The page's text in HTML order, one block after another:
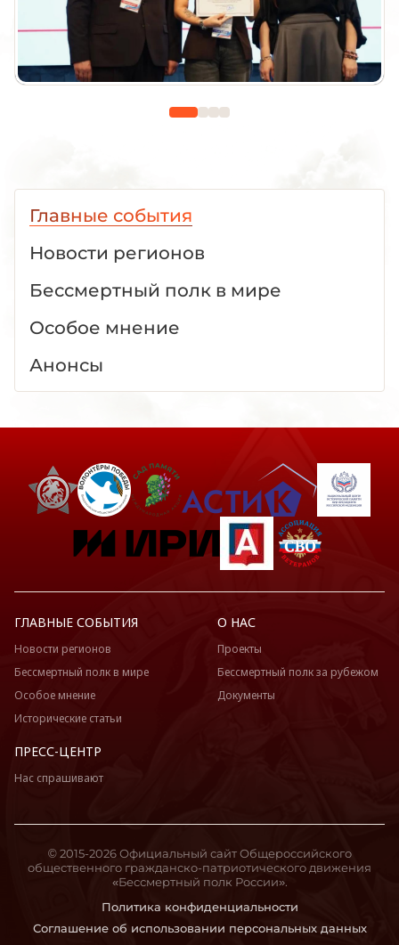
Главные события
Новости регионов
Бессмертный полк в мире
Особое мнение
Анонсы
ГЛАВНЫЕ СОБЫТИЯ
Новости регионов
Бессмертный полк в мире
Особое мнение
Исторические статьи
О НАС
Проекты
Бессмертный полк за рубежом
Документы
ПРЕСС-ЦЕНТР
Нас спрашивают
Политика конфиденциальности
Соглашение об использовании персональных данных
© 2015-2026 Официальный сайт Общероссийского
общественного гражданско-патриотического движения
«Бессмертный полк России».